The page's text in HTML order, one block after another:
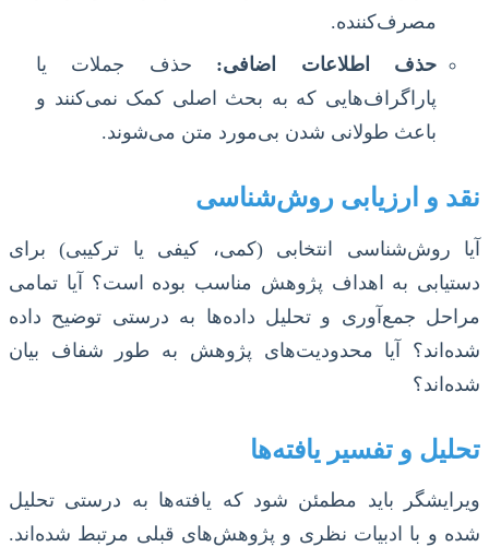
مصرف‌کننده.
حذف اطلاعات اضافی: حذف جملات یا
پاراگراف‌هایی که به بحث اصلی کمک نمی‌کنند و
باعث طولانی شدن بی‌مورد متن می‌شوند.
نقد و ارزیابی روش‌شناسی
آیا روش‌شناسی انتخابی (کمی، کیفی یا ترکیبی) برای
دستیابی به اهداف پژوهش مناسب بوده است؟ آیا تمامی
مراحل جمع‌آوری و تحلیل داده‌ها به درستی توضیح داده
شده‌اند؟ آیا محدودیت‌های پژوهش به طور شفاف بیان
شده‌اند؟
تحلیل و تفسیر یافته‌ها
ویرایشگر باید مطمئن شود که یافته‌ها به درستی تحلیل
شده و با ادبیات نظری و پژوهش‌های قبلی مرتبط شده‌اند.